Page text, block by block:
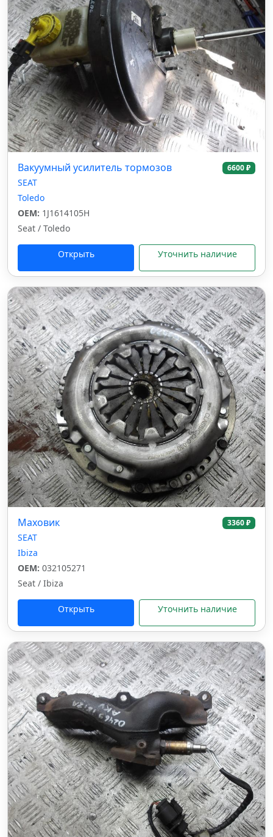
Вакуумный усилитель тормозов 6600 ₽
SEAT
Toledo
OEM: 1J1614105H
Seat / Toledo
Открыть Уточнить наличие
Маховик 3360 ₽
SEAT
Ibiza
OEM: 032105271
Seat / Ibiza
Открыть Уточнить наличие